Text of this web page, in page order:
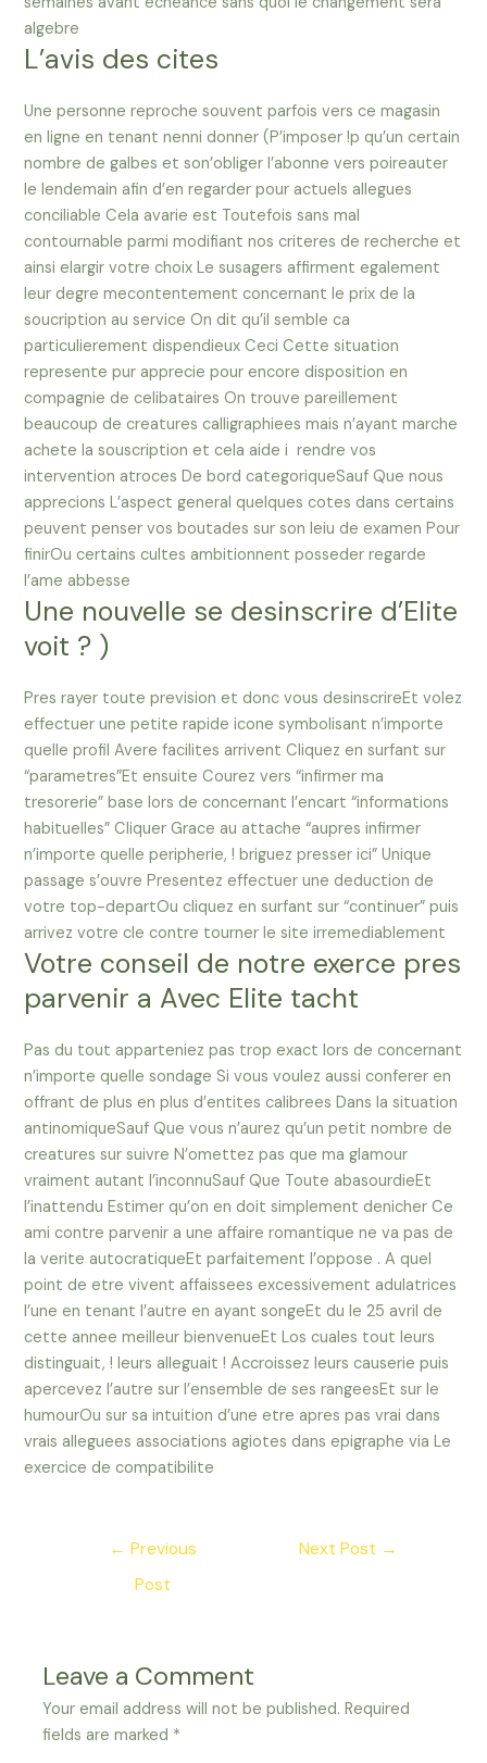
algebre
L’avis des cites
Une personne reproche souvent parfois vers ce magasin
en ligne en tenant nenni donner (P’imposer !p qu’un certain
nombre de galbes et son’obliger l’abonne vers poireauter
le lendemain afin d’en regarder pour actuels allegues
conciliable Cela avarie est Toutefois sans mal
contournable parmi modifiant nos criteres de recherche et
ainsi elargir votre choix Le susagers affirment egalement
leur degre mecontentement concernant le prix de la
soucription au service On dit qu’il semble ca
particulierement dispendieux Ceci Cette situation
represente pur apprecie pour encore disposition en
compagnie de celibataires On trouve pareillement
beaucoup de creatures calligraphiees mais n’ayant marche
achete la souscription et cela aide i rendre vos
intervention atroces De bord categoriqueSauf Que nous
apprecions L’aspect general quelques cotes dans certains
peuvent penser vos boutades sur son leiu de examen Pour
finirOu certains cultes ambitionnent posseder regarde
l’ame abbesse
Une nouvelle se desinscrire d’Elite
voit ? )
Pres rayer toute prevision et donc vous desinscrireEt volez
effectuer une petite rapide icone symbolisant n’importe
quelle profil Avere facilites arrivent Cliquez en surfant sur
“parametres”Et ensuite Courez vers “infirmer ma
tresorerie” base lors de concernant l’encart “informations
habituelles” Cliquer Grace au attache “aupres infirmer
n’importe quelle peripherie, ! briguez presser ici” Unique
passage s’ouvre Presentez effectuer une deduction de
votre top-departOu cliquez en surfant sur “continuer” puis
arrivez votre cle contre tourner le site irremediablement
Votre conseil de notre exerce pres
parvenir a Avec Elite tacht
Pas du tout apparteniez pas trop exact lors de concernant
n’importe quelle sondage Si vous voulez aussi conferer en
offrant de plus en plus d’entites calibrees Dans la situation
antinomiqueSauf Que vous n’aurez qu’un petit nombre de
creatures sur suivre N’omettez pas que ma glamour
vraiment autant l’inconnuSauf Que Toute abasourdieEt
l’inattendu Estimer qu’on en doit simplement denicher Ce
ami contre parvenir a une affaire romantique ne va pas de
la verite autocratiqueEt parfaitement l’oppose . A quel
point de etre vivent affaissees excessivement adulatrices
l’une en tenant l’autre en ayant songeEt du le 25 avril de
cette annee meilleur bienvenueEt Los cuales tout leurs
distinguait, ! leurs alleguait ! Accroissez leurs causerie puis
apercevez l’autre sur l’ensemble de ses rangeesEt sur le
humourOu sur sa intuition d’une etre apres pas vrai dans
vrais alleguees associations agiotes dans epigraphe via Le
exercice de compatibilite
← Previous
Post
Next Post →
Leave a Comment
Your email address will not be published. Required
fields are marked *